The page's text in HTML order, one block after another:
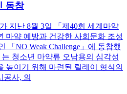
동참
지난 8월 3일 「제40회 세계마약
마약 예방과 건강한 사회문화 조성
「NO Weak Challenge」에 동참했
는 청소년 마약류 오남용의 심각성
높이기 위해 마련된 릴레이 형식의
공사, 의